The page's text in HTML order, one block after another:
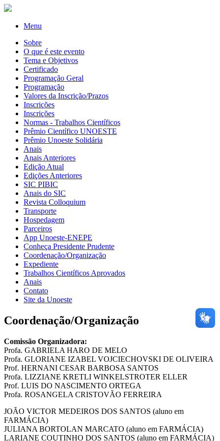
Menu
Sobre
O que é este evento
Tema e Objetivos
Certificado
Programação Geral
Programação
Valores da Inscrição/Prazos
Inscrições
Inscrições
Normas - Trabalhos Científicos
Prêmio Científico UNOESTE
Prêmio Unoeste Solidária
Anais
Anais Anteriores
Edição Atual
Edições Anteriores
SIC PIBIC
Anais do SIC
Revista Colloquium
Transporte
Hospedagem
Parceiros
App Unoeste-ENEPE
Conheça Presidente Prudente
Coordenação/Organização
Expediente
Trabalhos Científicos Aprovados
Anais
Contato
Site da Unoeste
Coordenação/Organização
Comissão Organizadora:
Profa. GABRIELA HARO DE MELO
Profa. GLORIANE IZABEL VOJCIECHOVSKI DE OLIVEIRA
Prof. HERNANI CESAR BARBOSA SANTOS
Profa. LIZZIANE KRETLI WINKELSTROTER ELLER
Prof. LUIS DO NASCIMENTO ORTEGA
Profa. ROSANGELA CRISTOVÃO FERREIRA
JOÃO VICTOR MEDEIROS DOS SANTOS (aluno em
FARMÁCIA)
JULIANA BORTOLAN MARCATO (aluno em FARMÁCIA)
LARIANE COUTINHO DOS SANTOS (aluno em FARMÁCIA)